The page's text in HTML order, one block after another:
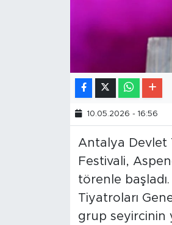
10.05.2026 - 16:56
Antalya Devlet
Festivali,
törenle başladı.
Tiyatroları
grup seyircinin